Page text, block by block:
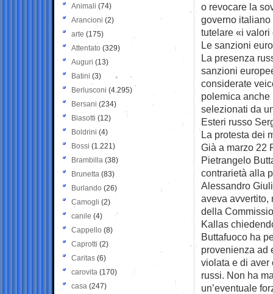
o revocare la
governo
tutelare «i
Le sanzioni
La presenza
sanzioni
considerate
polemica
selezionati da
Esteri russo
La protesta dei
Già a marzo 22
Pietrangelo
contrarietà alla
Alessandro
aveva avvertito,
della
Kallas
Buttafuoco ha
provenienza ad
violata e di aver
russi. Non ha
un’eventuale
Animali (74)
Arancioni (2)
arte (175)
Attentato (329)
Auguri (13)
Batini (3)
Berlusconi (4.295)
Bersani (234)
Biasotti (12)
Boldrini (4)
Bossi (1.221)
Brambilla (38)
Brunetta (83)
Burlando (26)
Camogli (2)
canile (4)
Cappello (8)
Caprotti (2)
Caritas (6)
carovita (170)
casa (247)